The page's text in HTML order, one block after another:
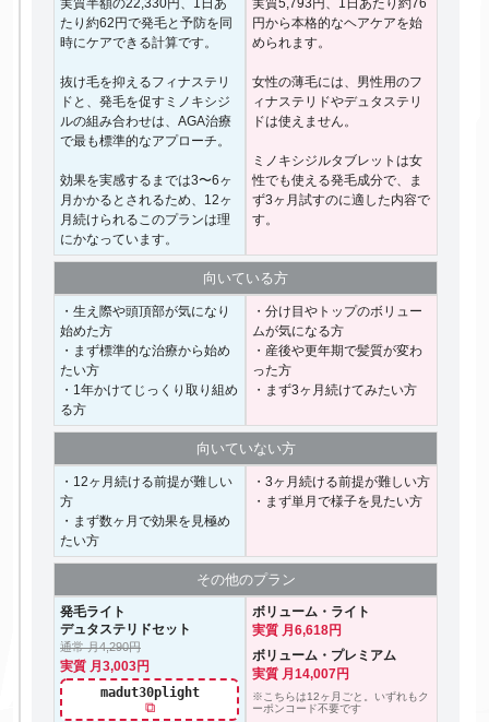
実質半額の22,330円、1日あ
たり約62円で発毛と予防を同
時にケアできる計算です。
抜け毛を抑えるフィナステリ
ドと、発毛を促すミノキシジ
ルの組み合わせは、AGA治療
で最も標準的なアプローチ。
効果を実感するまでは3〜6ヶ
月かかるとされるため、12ヶ
月続けられるこのプランは理
にかなっています。
実質5,793円、1日あたり約76
円から本格的なヘアケアを始
められます。
女性の薄毛には、男性用のフ
ィナステリドやデュタステリ
ドは使えません。
ミノキシジルタブレットは女
性でも使える発毛成分で、ま
ず3ヶ月試すのに適した内容で
す。
向いている方
・生え際や頭頂部が気になり
始めた方
・まず標準的な治療から始め
たい方
・1年かけてじっくり取り組め
る方
・分け目やトップのボリュー
ムが気になる方
・産後や更年期で髪質が変わ
った方
・まず3ヶ月続けてみたい方
向いていない方
・12ヶ月続ける前提が難しい
方
・まず数ヶ月で効果を見極め
たい方
・3ヶ月続ける前提が難しい方
・まず単月で様子を見たい方
その他のプラン
発毛ライト
デュタステリドセット
通常 月4,290円
実質 月3,003円
madut30plight
⧉
ボリューム・ライト
実質 月6,618円
ボリューム・プレミアム
実質 月14,007円
※こちらは12ヶ月ごと。いずれもク
ーポンコード不要です